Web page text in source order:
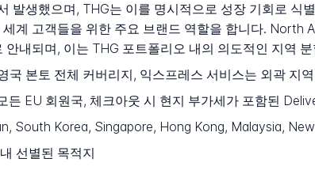
발생했으며, THG는 이를 명시적으로 성장 기회로
세계 고객들을 위한 주요 브랜드 역할을 합니다.
내되며, 이는 THG 포트폴리오 내의 의도적인 지역
국 본토 전체 커버리지, 익스프레스 서비스는 외곽 지
든 EU 회원국, 체크아웃 시 현지 부가세가 포함된
South Korea, Singapore, Hong Kong, Malaysia,
선별된 목적지